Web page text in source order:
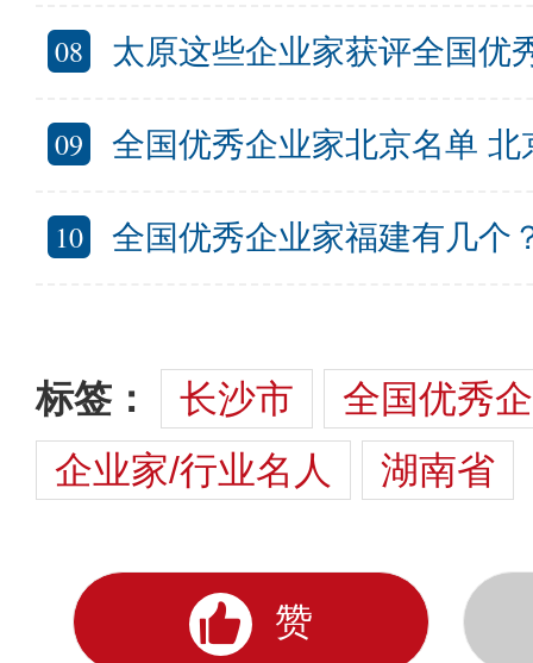
08 太原这些企业家获评全国优秀！
09 全国优秀企业家北京名单 北京
10 全国优秀企业家福建有几个？福建
标签： 长沙市
全国优秀
企业家/行业名人
湖南省
赞